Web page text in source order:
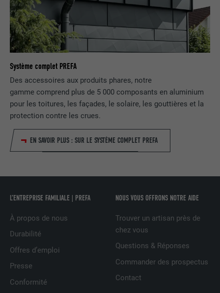
Système complet PREFA
Des accessoires aux produits phares, notre
gamme comprend plus de 5 000 composants en aluminium
pour les toitures, les façades, le solaire, les gouttières et la
protection contre les crues.
EN SAVOIR PLUS : SUR LE SYSTÈME COMPLET PREFA
L’ENTREPRISE FAMILIALE | PREFA
À propos de nous
Durabilité
Offres d’emploi
Presse
Conformité
NOUS VOUS OFFRONS NOTRE AIDE
Trouver un artisan près de
chez vous
Questions & Réponses
Commander des prospectus
Contact
UTILITÉ
Est utilisé pour garantir que le même
attribut SameSite est disponible pour
tous les cookies dans ce navigateur
NOM
Facebook
3 mois
une série de produits publicitaires, par
exemple des offres en temps réel
NOM fr
FOURNISSEUR
UTILITÉ
Est utilisé par Facebook pour afficher
une série de produits publicitaires, par